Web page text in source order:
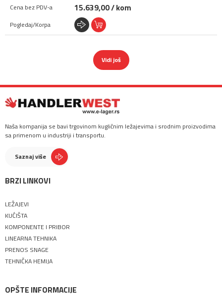
15.639,00 / kom
Vidi još
Naša kompanija se bavi trgovinom kugličnim ležajevima i srodnim proizvodima
sa primenom u industriji i transportu.
Saznaj više
BRZI LINKOVI
LEŽAJEVI
KUĆIŠTA
KOMPONENTE I PRIBOR
LINEARNA TEHNIKA
PRENOS SNAGE
TEHNIČKA HEMIJA
OPŠTE INFORMACIJE